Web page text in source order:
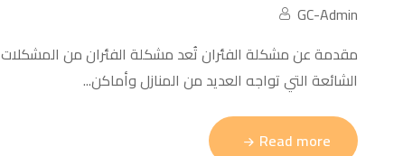
GC-Admin
مقدمة عن مشكلة الفئران تُعد مشكلة الفئران من المشكلات
الشائعة التي تواجه العديد من المنازل وأماكن...
Read more